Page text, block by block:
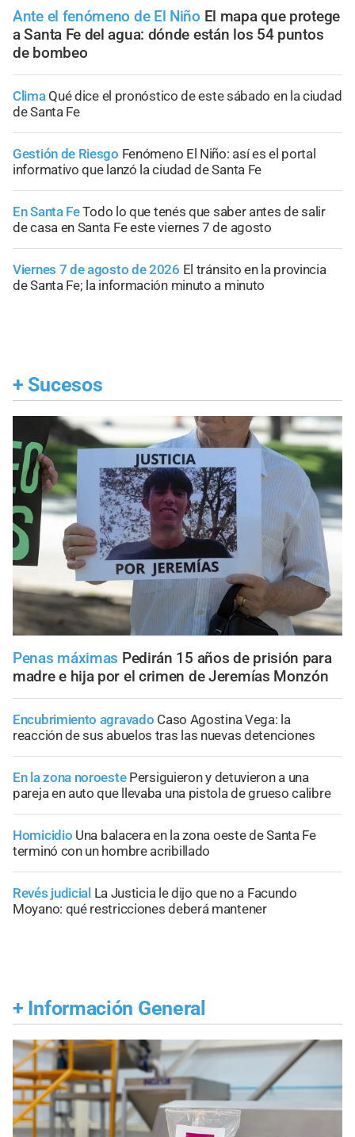
Ante el fenómeno de El Niño El mapa que protege
a Santa Fe del agua: dónde están los 54 puntos
de bombeo
Clima Qué dice el pronóstico de este sábado en la ciudad
de Santa Fe
Gestión de Riesgo Fenómeno El Niño: así es el portal
informativo que lanzó la ciudad de Santa Fe
En Santa FeTodo lo que tenés que saber antes de salir
de casa en Santa Fe este viernes 7 de agosto
Viernes 7 de agosto de 2026 El tránsito en la provincia
de Santa Fe; la información minuto a minuto
+ Sucesos
Penas máximas Pedirán 15 años de prisión para
madre e hija por el crimen de Jeremías Monzón
Encubrimiento agravado Caso Agostina Vega: la
reacción de sus abuelos tras las nuevas detenciones
En la zona noroeste Persiguieron y detuvieron a una
pareja en auto que llevaba una pistola de grueso calibre
Homicidio Una balacera en la zona oeste de Santa Fe
terminó con un hombre acribillado
Revés judicial La Justicia le dijo que no a Facundo
Moyano: qué restricciones deberá mantener
+ Información General